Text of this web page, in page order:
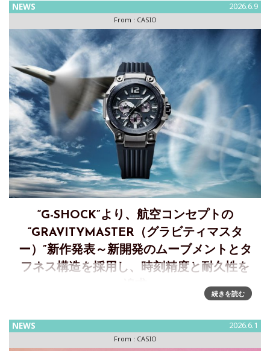
念財団が運営する樫尾俊雄発明記念館は、7月22日（水）から
8月5日（水
NEWS 2026.6.9
From : CASIO
“G-SHOCK”より、航空コンセプトの
“GRAVITYMASTER（グラビティマスタ
ー）”新作発表～新開発のムーブメントとタ
フネス構造を採用し、時刻精度と耐久性を
SHOCK” 新開発のムーブメントと構造により機能性を向上カ
シオ計算機は、耐衝撃ウオッチ“G-SHOCK”より、航空コンセ
プトの &
続きを読む
NEWS 2026.6.1
From : CASIO